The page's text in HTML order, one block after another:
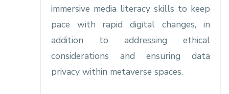
immersive media literacy skills to keep
pace with rapid digital changes, in
addition to addressing ethical
considerations and ensuring data
privacy within metaverse spaces.